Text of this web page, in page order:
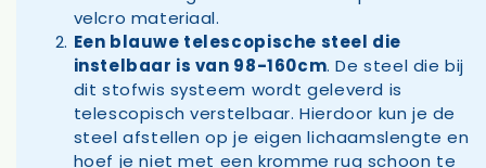
velcro materiaal.
Een blauwe telescopische steel die
instelbaar is van 98-160cm. De steel die bij
dit stofwis systeem wordt geleverd is
telescopisch verstelbaar. Hierdoor kun je de
steel afstellen op je eigen lichaamslengte en
hoef je niet met een kromme rug schoon te